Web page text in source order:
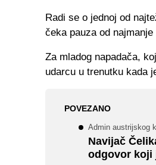
Radi se o jednoj od
čeka pauza od
Za mladog napadača,
udarcu u trenutku kada
POVEZANO
Admin austrijskog
Navijač
odgovor koji